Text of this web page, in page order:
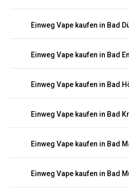
Einweg Vape kaufen in Bad
Einweg Vape kaufen in Bad
Einweg Vape kaufen in Bad
Einweg Vape kaufen in Bad
Einweg Vape kaufen in Bad
Einweg Vape kaufen in Bad